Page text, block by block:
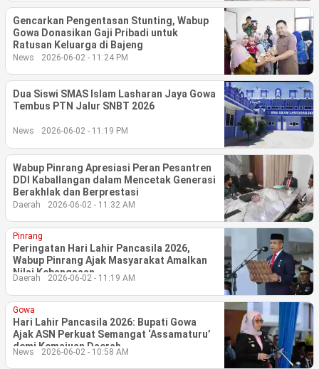
More
Disclaimer
©
Copyright
2026
berita-
sulsel.com
.
All
Right
Reserved
Gencarkan Pengentasan Stunting, Wabup
Gowa Donasikan Gaji Pribadi untuk
Ratusan Keluarga di Bajeng
News 2026-06-02 - 11:24 PM
Dua Siswi SMAS Islam Lasharan Jaya Gowa
Tembus PTN Jalur SNBT 2026
News 2026-06-02 - 11:19 PM
Wabup Pinrang Apresiasi Peran Pesantren
DDI Kaballangan dalam Mencetak Generasi
Berakhlak dan Berprestasi
Daerah 2026-06-02 - 11:32 AM
Pinrang
Peringatan Hari Lahir Pancasila 2026,
Wabup Pinrang Ajak Masyarakat Amalkan
Nilai Kebangsaan
Daerah 2026-06-02 - 11:19 AM
Gowa
Hari Lahir Pancasila 2026: Bupati Gowa
Ajak ASN Perkuat Semangat ‘Assamaturu’
demi Kemajuan Daerah
News 2026-06-02 - 10:58 AM